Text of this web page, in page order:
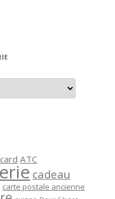
ATC
cadeau
carte postale ancienne